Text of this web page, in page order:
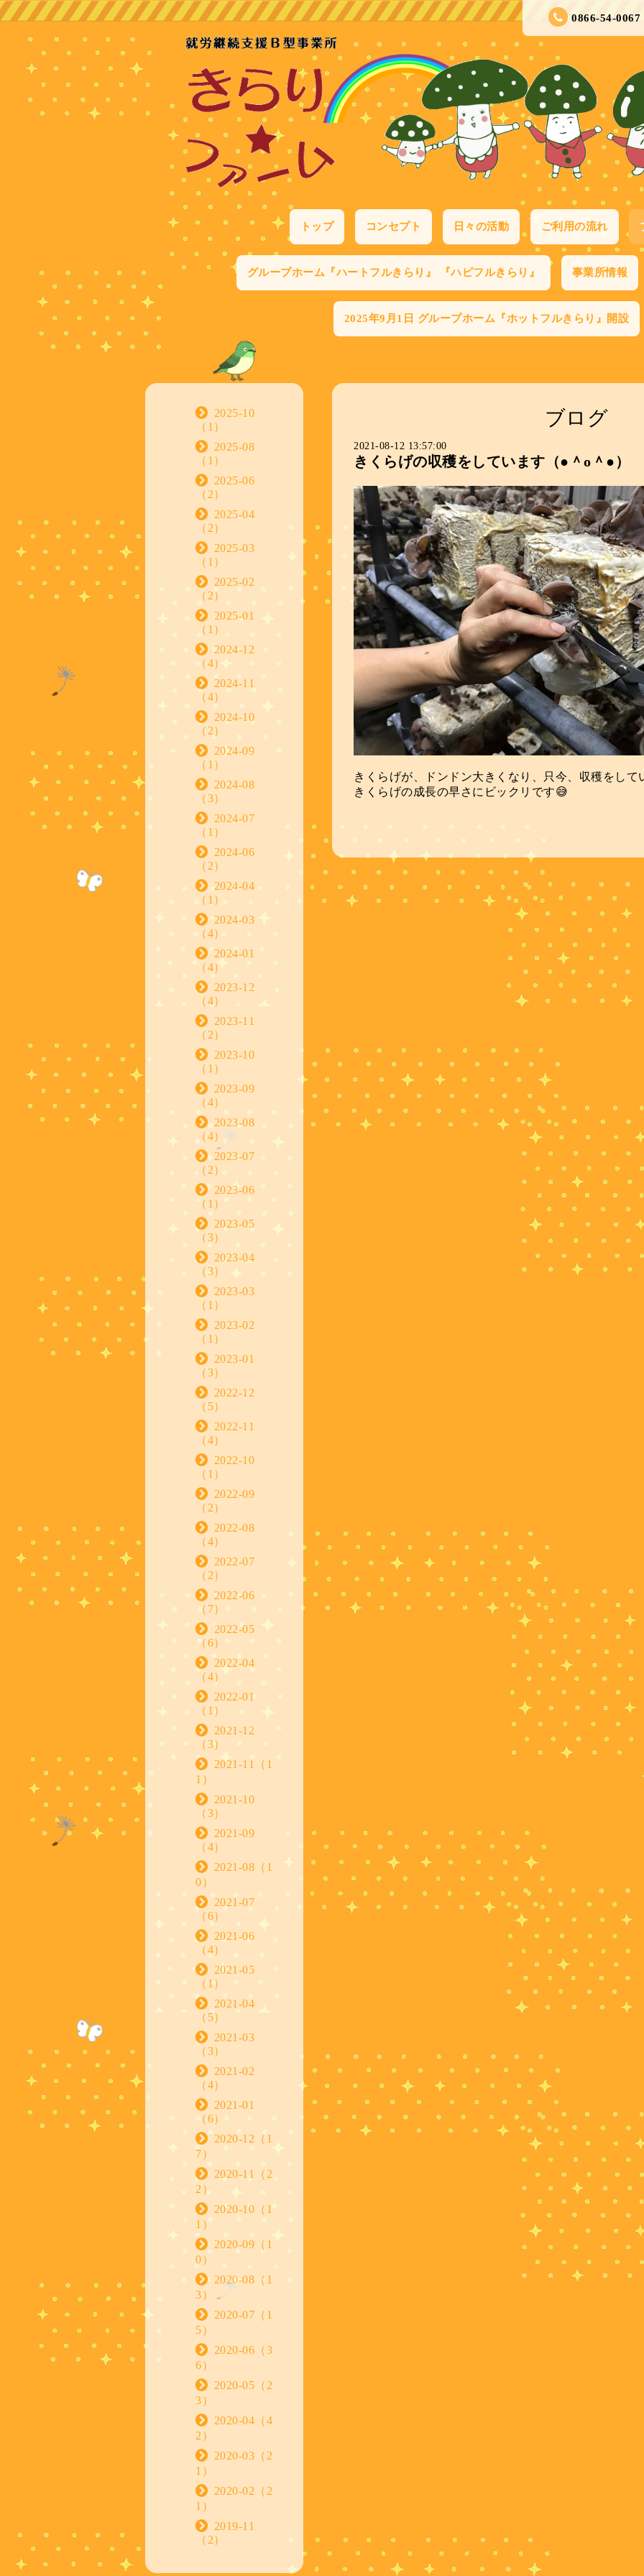
0866-54-0067
トップ コンセプト 日々の活動 ご利用の流れ
グループホーム『ハートフルきらり』 『ハピフルきらり』 事業所情報
2025年9月1日 グループホーム『ホットフルきらり』開設
ブログ
2021-08-12 13:57:00
きくらげの収穫をしています（●＾o＾●）
きくらげが、ドンドン大きくなり、只今、収穫をして
きくらげの成長の早さにビックリです😅
2025-10
（1）
2025-08
（1）
2025-06
（2）
2025-04
（2）
2025-03
（1）
2025-02
（2）
2025-01
（1）
2024-12
（4）
2024-11
（4）
2024-10
（2）
2024-09
（1）
2024-08
（3）
2024-07
（1）
2024-06
（2）
2024-04
（1）
2024-03
（4）
2024-01
（4）
2023-12
（4）
2023-11
（2）
2023-10
（1）
2023-09
（4）
2023-08
（4）
2023-07
（2）
2023-06
（1）
2023-05
（3）
2023-04
（3）
2023-03
（1）
2023-02
（1）
2023-01
（3）
2022-12
（5）
2022-11
（4）
2022-10
（1）
2022-09
（2）
2022-08
（4）
2022-07
（2）
2022-06
（7）
2022-05
（6）
2022-04
（4）
2022-01
（1）
2021-12
（3）
2021-11（1
1）
2021-10
（3）
2021-09
（4）
2021-08（1
0）
2021-07
（6）
2021-06
（4）
2021-05
（1）
2021-04
（5）
2021-03
（3）
2021-02
（4）
2021-01
（6）
2020-12（1
7）
2020-11（2
2）
2020-10（1
1）
2020-09（1
0）
2020-08（1
3）
2020-07（1
5）
2020-06（3
6）
2020-05（2
3）
2020-04（4
2）
2020-03（2
1）
2020-02（2
1）
2019-11
（2）